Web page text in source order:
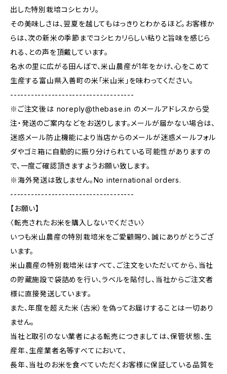
出した特別栽培コシヒカリ。
その美味しさは、翌夏を越してもはっきりとわかるほど。お客様か
らは、次の新米の季節までコシヒカリらしい粘りと旨味を感じら
れる、との声を頂戴しています。
名水の里に広がる田んぼで、米山農産が1年をかけ、心をこめて
生産する富山県入善町の米「米山米」を味わってください。
------------------------------------
※ご注文後は noreply@thebase.in のメールアドレスから受
注・発送のご案内などをお送りします。メールが届かない場合は、
迷惑メール防止機能により当店からのメールが迷惑メールフォル
ダやゴミ箱に自動的に振り分けられている可能性がありますの
で、一度ご確認頂きますようお願い致します。
※海外発送は致しません。No international orders.
------------------------------------
【お願い】
〈転売されたお米を購入しないでください〉
いつも米山農産の特別栽培米をご愛顧賜り、誠にありがとうござ
います。
米山農産の特別栽培米はすべて、ご注文をいただいてから、当社
の貯蔵施設で袋詰めを行い、ラベルを貼付し、当社からご注文者
様に直接発送しています。
また、年度を超えた米（古米）を偽ってお届けすることは一切あり
ません。
当社と取引のない業者による転売につきましては、保管状態、生
産年、生産業者名等すべてにおいて、
長年、当社のお米を食べていただくお客様に保証している品質を